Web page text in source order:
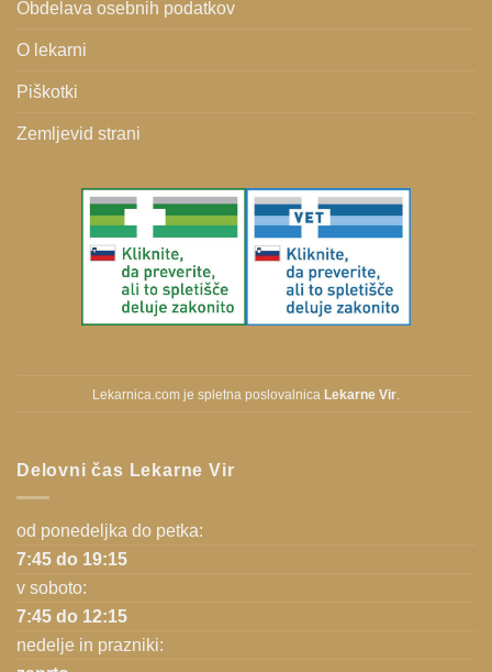
Obdelava osebnih podatkov
O lekarni
Piškotki
Zemljevid strani
Lekarnica.com je spletna poslovalnica Lekarne Vir
Delovni čas Lekarne Vir
od ponedeljka do petka:
7:45 do 19:15
v soboto:
7:45 do 12:15
nedelje in prazniki: